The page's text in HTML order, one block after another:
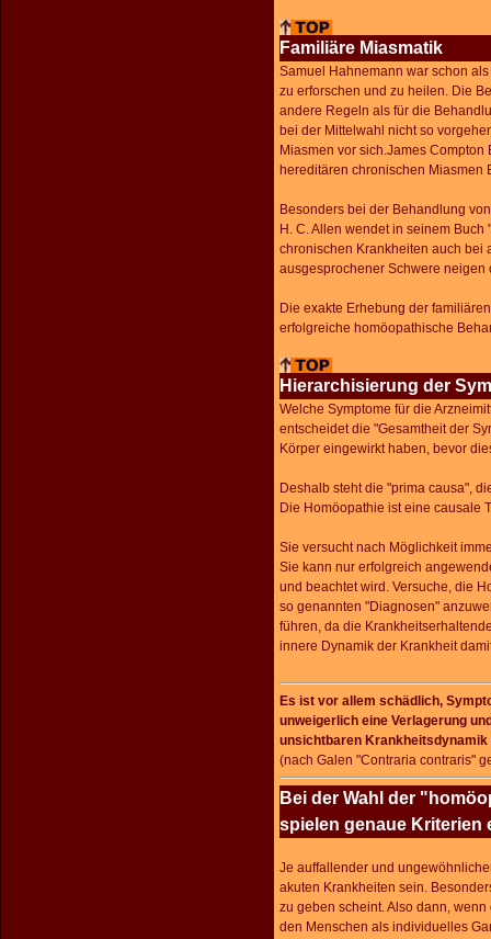
Familiäre Miasmatik
Samuel Hahnemann war schon
zu erforschen und zu heilen. Die
andere Regeln als für die
bei der Mittelwahl nicht so
Miasmen vor sich.James
hereditären chronischen Miasmen
Besonders bei der Behandlung
H. C. Allen wendet in seinem
chronischen Krankheiten auch bei
ausgesprochener Schwere
Die exakte Erhebung der
erfolgreiche homöopathische
Hierarchisierung der
Welche Symptome für die
entscheidet die "Gesamtheit der
Körper eingewirkt haben, bevor
Deshalb steht die "prima causa",
Die Homöopathie ist eine causale
Sie versucht nach Möglichkeit
Sie kann nur erfolgreich
und beachtet wird. Versuche, die
so genannten "Diagnosen"
führen, da die
innere Dynamik der Krankheit
Es ist vor allem schädlich,
unweigerlich eine Verlagerung
unsichtbaren Krankheitsdynamik
(nach Galen "Contraria contraris"
Bei der Wahl der
spielen genaue Kriterien
Je auffallender und
akuten Krankheiten sein.
zu geben scheint. Also dann,
den Menschen als individuelles